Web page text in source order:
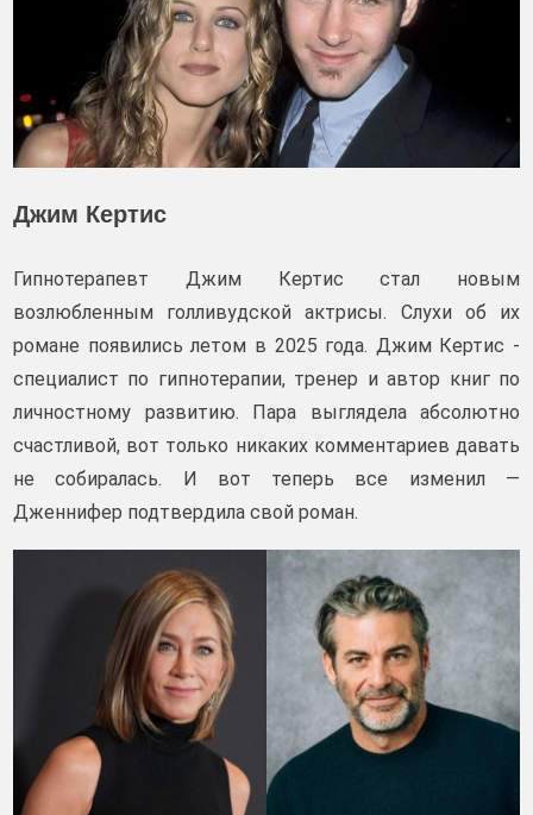
Джим Кертис
Гипнотерапевт Джим Кертис стал новым
возлюбленным голливудской актрисы. Слухи об их
романе появились летом в 2025 года. Джим Кертис -
специалист по гипнотерапии, тренер и автор книг по
личностному развитию. Пара выглядела абсолютно
счастливой, вот только никаких комментариев давать
не собиралась. И вот теперь все изменил —
Дженнифер подтвердила свой роман.